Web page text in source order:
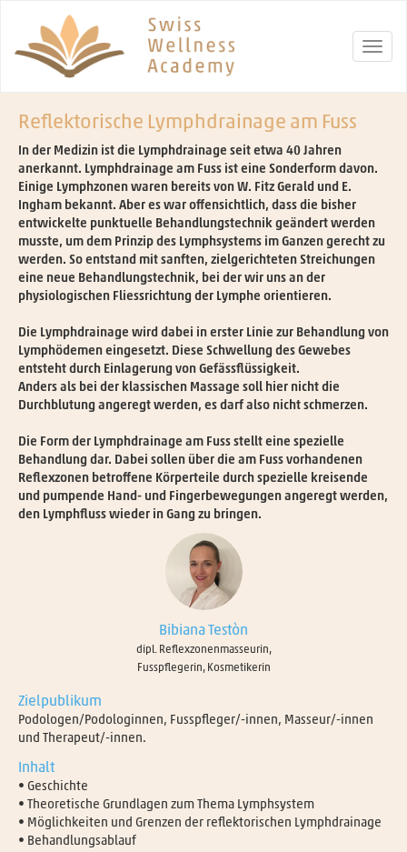
Reflektorische Lymphdrainage am Fuss
In der Medizin ist die Lymphdrainage seit etwa 40 Jahren
anerkannt. Lymphdrainage am Fuss ist eine Sonderform davon.
Einige Lymphzonen waren bereits von W. Fitz Gerald und E.
Ingham bekannt. Aber es war offensichtlich, dass die bisher
entwickelte punktuelle Behandlungstechnik geändert werden
musste, um dem Prinzip des Lymphsystems im Ganzen gerecht zu
werden. So entstand mit sanften, zielgerichteten Streichungen
eine neue Behandlungstechnik, bei der wir uns an der
physiologischen Fliessrichtung der Lymphe orientieren.
Die Lymphdrainage wird dabei in erster Linie zur Behandlung von
Lymphödemen eingesetzt. Diese Schwellung des Gewebes
entsteht durch Einlagerung von Gefässflüssigkeit.
Anders als bei der klassischen Massage soll hier nicht die
Durchblutung angeregt werden, es darf also nicht schmerzen.
Die Form der Lymphdrainage am Fuss stellt eine spezielle
Behandlung dar. Dabei sollen über die am Fuss vorhandenen
Reflexzonen betroffene Körperteile durch spezielle kreisende
und pumpende Hand- und Fingerbewegungen angeregt werden,
den Lymphfluss wieder in Gang zu bringen.
Bibiana Testòn
dipl. Reflexzonenmasseurin,
Fusspflegerin, Kosmetikerin
Zielpublikum
Podologen/Podologinnen, Fusspfleger/-innen, Masseur/-innen
und Therapeut/-innen.
Inhalt
• Geschichte
• Theoretische Grundlagen zum Thema Lymphsystem
• Möglichkeiten und Grenzen der reflektorischen Lymphdrainage
• Behandlungsablauf